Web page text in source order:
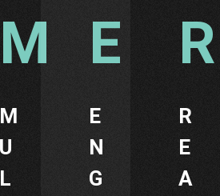
M
U
L
E
N
G
R
E
A